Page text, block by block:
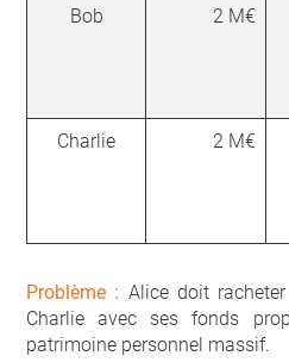
Bob 2 M€
Charlie 2 M€
Problème : Alice doit
Charlie avec ses fonds
patrimoine personnel massif.